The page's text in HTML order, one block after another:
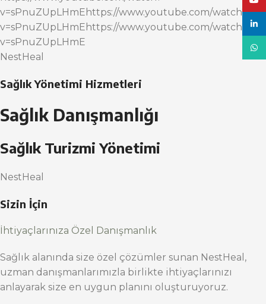
v=sPnuZUpLHmEhttps://www.youtube.com/watch?
v=sPnuZUpLHmEhttps://www.youtube.com/watch?
v=sPnuZUpLHmE
NestHeal
Sağlık Yönetimi Hizmetleri
Sağlık Danışmanlığı
Sağlık Turizmi Yönetimi
NestHeal
Sizin İçin
İhtiyaçlarınıza Özel Danışmanlık
Sağlık alanında size özel çözümler sunan NestHeal,
uzman danışmanlarımızla birlikte ihtiyaçlarınızı
anlayarak size en uygun planını oluşturuyoruz.